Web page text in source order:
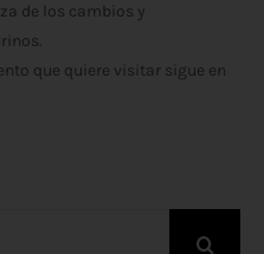
de los cambios y
que quiere visitar sigue en